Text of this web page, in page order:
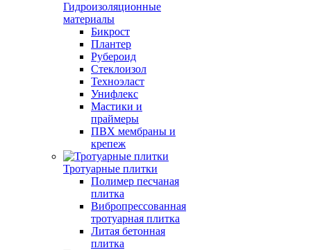
Гидроизоляционные
материалы
Бикрост
Плантер
Рубероид
Стеклоизол
Техноэласт
Унифлекс
Мастики и
праймеры
ПВХ мембраны и
крепеж
Тротуарные плитки
Полимер песчаная
плитка
Вибропрессованная
тротуарная плитка
Литая бетонная
плитка